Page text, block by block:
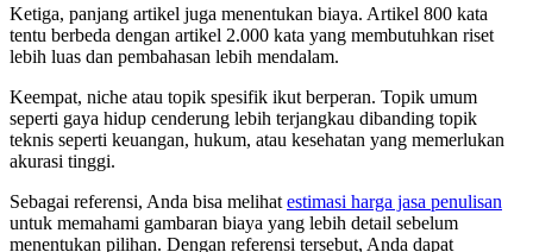
Ketiga, panjang artikel juga menentukan biaya. Artikel 800 kata
tentu berbeda dengan artikel 2.000 kata yang membutuhkan riset
lebih luas dan pembahasan lebih mendalam.
Keempat, niche atau topik spesifik ikut berperan. Topik umum
seperti gaya hidup cenderung lebih terjangkau dibanding topik
teknis seperti keuangan, hukum, atau kesehatan yang memerlukan
akurasi tinggi.
Sebagai referensi, Anda bisa melihat estimasi harga jasa penulisan
untuk memahami gambaran biaya yang lebih detail sebelum
menentukan pilihan. Dengan referensi tersebut, Anda dapat